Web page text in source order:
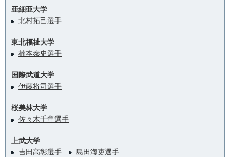
亜細亜大学
北村拓己選手
東北福祉大学
楠本泰史選手
国際武道大学
伊藤将司選手
桜美林大学
佐々木千隼選手
上武大学
吉田高彰選手
島田海吏選手